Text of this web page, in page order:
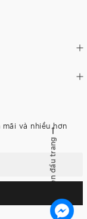
và nhiều hơn
Lên đầu trang